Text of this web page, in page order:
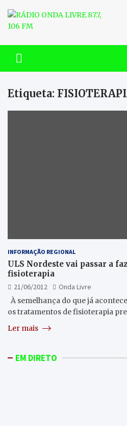
content
RÁDIO ONDA
FM
Etiqueta:
INFORMAÇÃO REGIONAL
ULS Nordeste vai passar a
fisioterapia
21/06/2012
Onda Livre
À semelhança do que já
os tratamentos de fisioterapia
Ler mais
EM DIRETO